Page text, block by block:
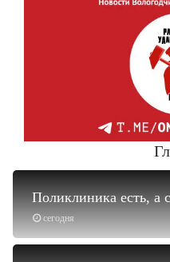
сегодня
Поликлиника есть, а